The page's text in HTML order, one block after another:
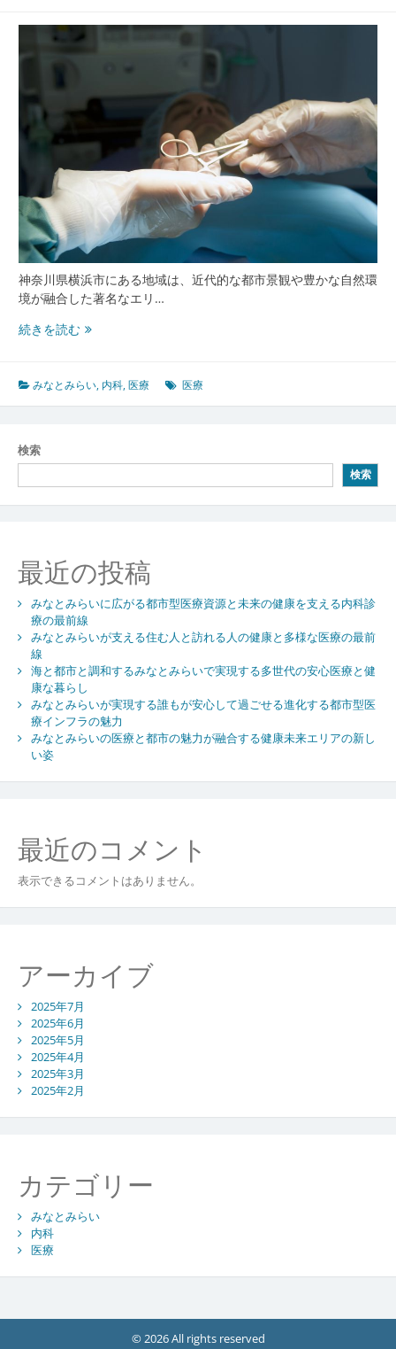
神奈川県横浜市にある地域は、近代的な都市景観や豊かな自然環
境が融合した著名なエリ…
続きを読むみ
み
ら
育
む
みなとみらい, 内科,医療 医療
検索
検索
最近の投稿
みなとみらいに広がる都市型医療資源と未来の健康を支える内科診
療の最前線
みなとみらいが支える住む人と訪れる人の健康と多様な医療の最前
線
海と都市と調和するみなとみらいで実現する多世代の安心医療と健
康な暮らし
みなとみらいが実現する誰もが安心して過ごせる進化する都市型医
療インフラの魅力
みなとみらいの医療と都市の魅力が融合する健康未来エリアの新し
い姿
最近のコメント
表示できるコメントはありません。
アーカイブ
2025年7月
2025年6月
2025年5月
2025年4月
2025年3月
2025年2月
カテゴリー
みなとみらい
内科
医療
© 2026 All rights reserved